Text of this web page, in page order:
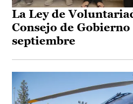
La Ley de
Consejo de Gobierno
septiembre